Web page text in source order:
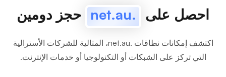
احصل على .net.au حجز دومين
اكتشف إمكانات نطاقات .net.au، المثالية للشركات الأسترالية
التي تركز على الشبكات أو التكنولوجيا أو خدمات الإنترنت.